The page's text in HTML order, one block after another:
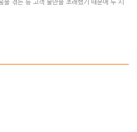
겪는 등 고객 불만을 초래했기 때문에 두 시